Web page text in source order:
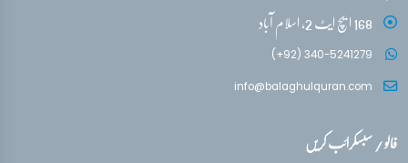
168 ایچ ایٹ 2، اسلام آباد
(+92) 340-5241279
info@balaghulquran.com
فالو / سبسکرائب کریں